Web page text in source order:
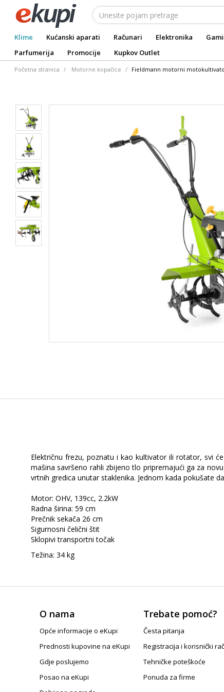
Klime Kućanski aparati Računari Elektronika
Parfumerija
Promocije Kupkov Outlet
Početna stranica Motorne kopačice Fieldmann motorni
Električnu frezu, poznatu i kao kultivator ili rotator, svi
mašina savršeno rahli zbijeno tlo pripremajući ga za
vrtnih gredica unutar staklenika. Jednom kada pokušate
Motor: OHV, 139cc, 2.2kW
Radna širina: 59 cm
Prečnik sekača 26 cm
Sigurnosni čelični štit
Sklopivi transportni točak
Težina: 34 kg
O nama
Opće informacije o eKupi
Prednosti kupovine na eKupi
Gdje poslujemo
Posao na eKupi
Trebate pomoć?
Česta pitanja
Registracija i korisnički
Tehničke poteškoće
Ponuda za firme